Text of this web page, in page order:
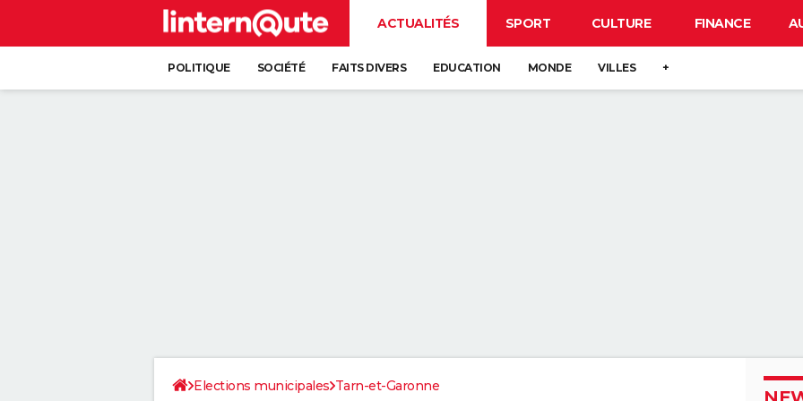
ACTUALITÉS SPORT CULTURE FINANCE
POLITIQUE SOCIÉTÉ FAITS DIVERS EDUCATION MONDE VILLES +
Elections municipales Tarn-et-Garonne